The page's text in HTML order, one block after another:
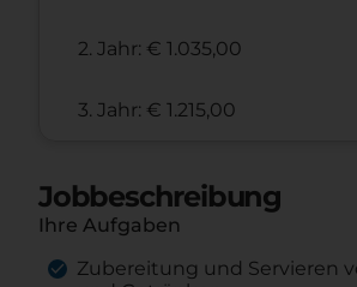
2. Jahr: € 1.035,00
3. Jahr: € 1.215,00
Jobbeschreibung
Ihre Aufgaben
Zubereitung und Servieren